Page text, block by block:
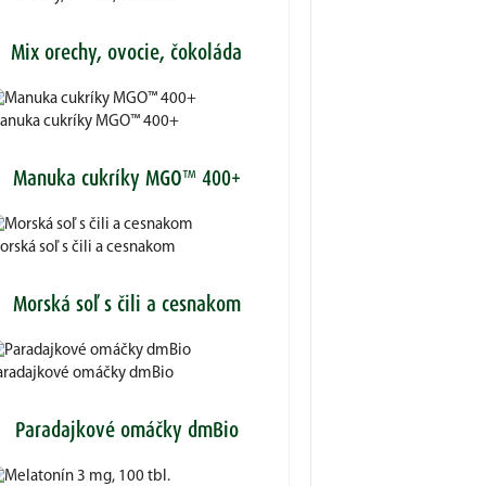
Mix orechy, ovocie, čokoláda
cukríky MGO™ 400+
Manuka cukríky MGO™ 400+
soľ s čili a cesnakom
Morská soľ s čili a cesnakom
omáčky dmBio
Paradajkové omáčky dmBio